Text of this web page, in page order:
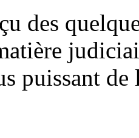
des
puissant de